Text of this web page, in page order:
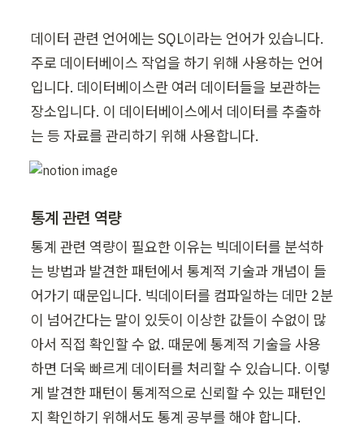
데이터 관련 언어에는 SQL이라는 언어가 있습니다.
주로 데이터베이스 작업을 하기 위해 사용하는 언어
입니다. 데이터베이스란 여러 데이터들을 보관하는
장소입니다. 이 데이터베이스에서 데이터를 추출하
는 등 자료를 관리하기 위해 사용합니다.
통계 관련 역량
통계 관련 역량이 필요한 이유는 빅데이터를 분석하
는 방법과 발견한 패턴에서 통계적 기술과 개념이 들
어가기 때문입니다. 빅데이터를 컴파일하는 데만 2분
이 넘어간다는 말이 있듯이 이상한 값들이 수없이 많
아서 직접 확인할 수 없. 때문에 통계적 기술을 사용
하면 더욱 빠르게 데이터를 처리할 수 있습니다. 이렇
게 발견한 패턴이 통계적으로 신뢰할 수 있는 패턴인
지 확인하기 위해서도 통계 공부를 해야 합니다.